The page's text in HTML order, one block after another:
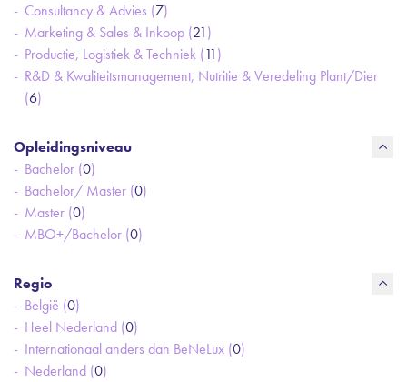
Consultancy & Advies (7)
Marketing & Sales & Inkoop (21)
Productie, Logistiek & Techniek (11)
R&D & Kwaliteitsmanagement, Nutritie & Veredeling Plant/Dier
(6)
Opleidingsniveau
Bachelor (0)
Bachelor/ Master (0)
Master (0)
MBO+/Bachelor (0)
Regio
België (0)
Heel Nederland (0)
Internationaal anders dan BeNeLux (0)
Nederland (0)